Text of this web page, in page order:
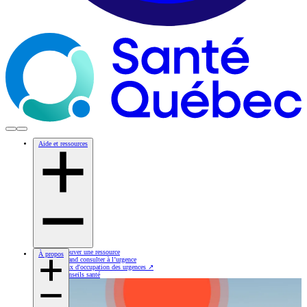
Aide et ressources
Trouver une ressource
Quand consulter à l’urgence
Taux d'occupation des urgences ↗
Conseils santé
À propos